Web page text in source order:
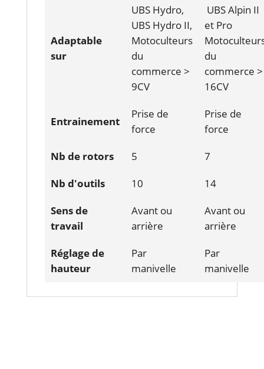
Adaptable
sur
UBS Hydro,
UBS Hydro II,
Motoculteurs
du
commerce >
9CV
UBS Alpin II
et Pro
du
commerce >
16CV
Entrainement
Prise de
force
Prise de
force
Nb de rotors
5
7
Nb d'outils
10
14
Sens de
travail
Avant ou
arrière
Avant ou
arrière
Réglage de
hauteur
Par
manivelle
Par
manivelle